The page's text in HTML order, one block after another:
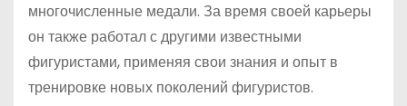
многочисленные медали. За время своей карьеры
он также работал с другими известными
фигуристами, применяя свои знания и опыт в
тренировке новых поколений фигуристов.